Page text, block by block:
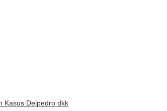
Kasus Delpedro dkk